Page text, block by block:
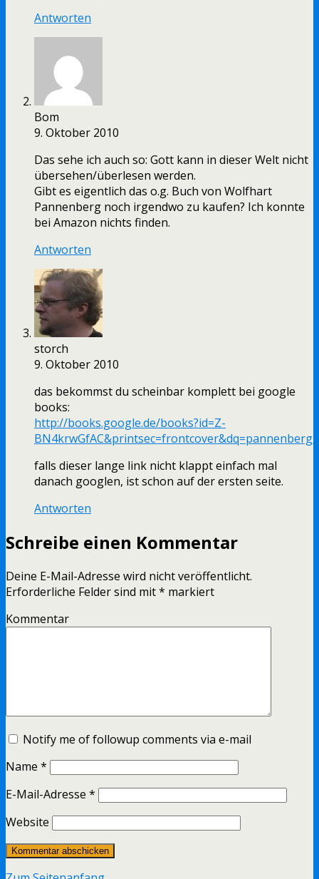
Antworten
Bom
9. Oktober 2010
Das sehe ich auch so: Gott kann in dieser Welt nicht
übersehen/überlesen werden.
Gibt es eigentlich das o.g. Buch von Wolfhart
Pannenberg noch irgendwo zu kaufen? Ich konnte
bei Amazon nichts finden.
Antworten
storch
9. Oktober 2010
das bekommst du scheinbar komplett bei google
books:
http://books.google.de/books?id=Z-
falls dieser lange link nicht klappt einfach mal
danach googlen, ist schon auf der ersten seite.
Antworten
Schreibe einen Kommentar
Deine E-Mail-Adresse wird nicht veröffentlicht.
Erforderliche Felder sind mit* markiert
Kommentar
Notify me of followup comments via e-mail
Name *
E-Mail-Adresse *
Website